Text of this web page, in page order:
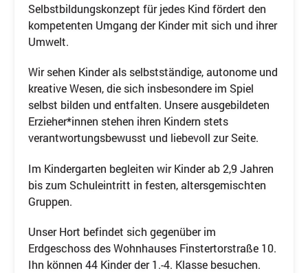
Selbstbildungskonzept für jedes Kind fördert den
kompetenten Umgang der Kinder mit sich und ihrer
Umwelt.
Wir sehen Kinder als selbstständige, autonome und
kreative Wesen, die sich insbesondere im Spiel
selbst bilden und entfalten. Unsere ausgebildeten
Erzieher*innen stehen ihren Kindern stets
verantwortungsbewusst und liebevoll zur Seite.
Im Kindergarten begleiten wir Kinder ab 2,9 Jahren
bis zum Schuleintritt in festen, altersgemischten
Gruppen.
Unser Hort befindet sich gegenüber im
Erdgeschoss des Wohnhauses Finstertorstraße 10.
Ihn können 44 Kinder der 1.-4. Klasse besuchen.